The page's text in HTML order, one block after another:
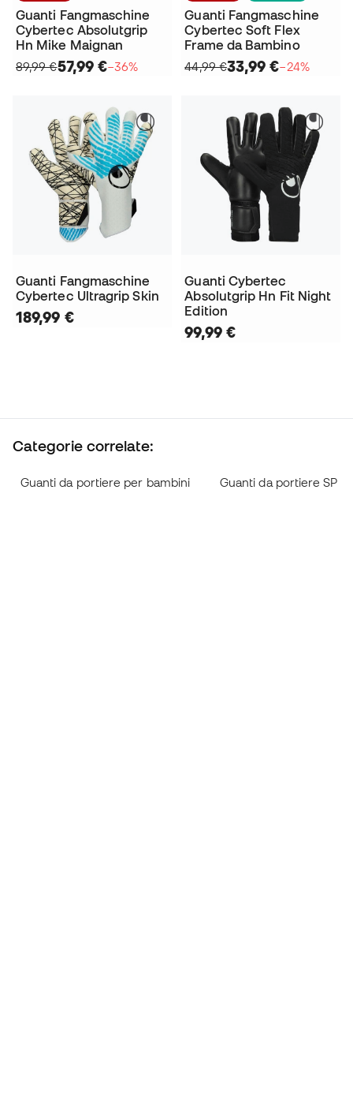
Guanti Fangmaschine
Cybertec Absolutgrip
Hn Mike Maignan
89,99 €57,99 €−36%
Guanti Fangmaschine
Cybertec Soft Flex
Frame da Bambino
44,99 €33,99 €−24%
Guanti Fangmaschine
Cybertec Ultragrip Skin
189,99 €
Guanti Cybertec
Absolutgrip Hn Fit Night
Edition
99,99 €
Categorie correlate:
Guanti da portiere per bambini Guanti da portiere SP